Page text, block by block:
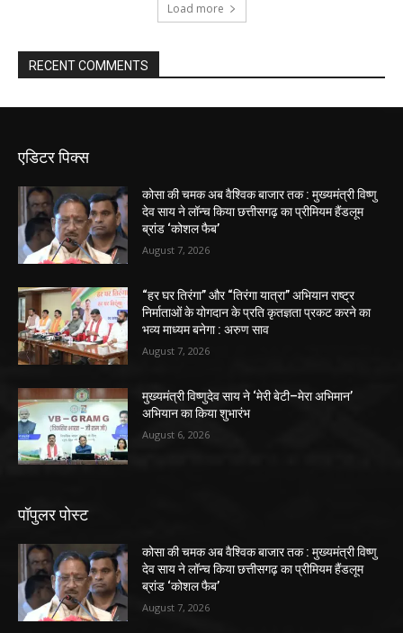
Load more
RECENT COMMENTS
एडिटर पिक्स
कोसा की चमक अब वैश्विक बाजार तक : मुख्यमंत्री विष्णु
देव साय ने लॉन्च किया छत्तीसगढ़ का प्रीमियम हैंडलूम
ब्रांड ‘कोशल फैब’
August 7, 2026
“हर घर तिरंगा” और “तिरंगा यात्रा” अभियान राष्ट्र
निर्माताओं के योगदान के प्रति कृतज्ञता प्रकट करने का
भव्य माध्यम बनेगा : अरुण साव
August 7, 2026
मुख्यमंत्री विष्णुदेव साय ने ‘मेरी बेटी–मेरा अभिमान’
अभियान का किया शुभारंभ
August 6, 2026
पॉपुलर पोस्ट
कोसा की चमक अब वैश्विक बाजार तक : मुख्यमंत्री विष्णु
देव साय ने लॉन्च किया छत्तीसगढ़ का प्रीमियम हैंडलूम
ब्रांड ‘कोशल फैब’
August 7, 2026